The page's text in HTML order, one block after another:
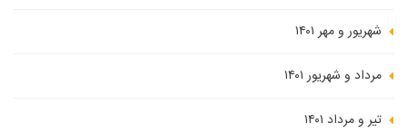
شهریور و مهر ۱۴۰۱
مرداد و شهریور ۱۴۰۱
تیر و مرداد ۱۴۰۱